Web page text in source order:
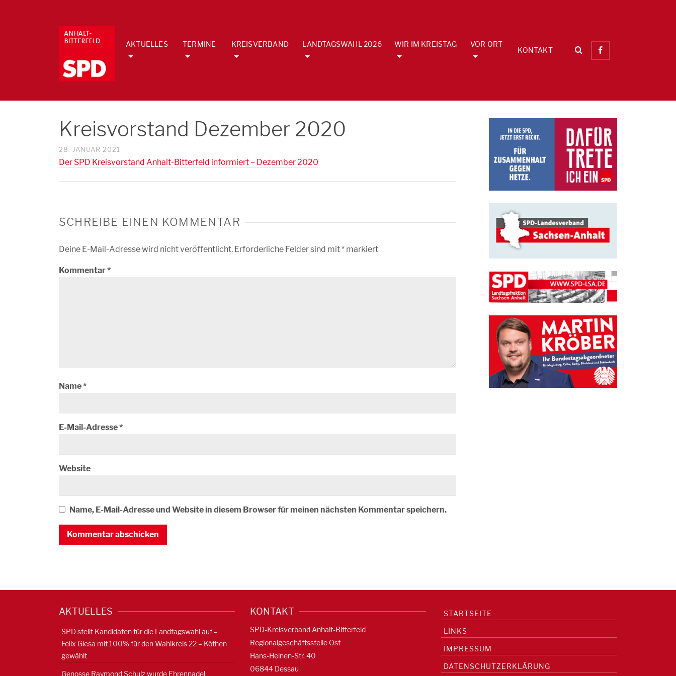
AKTUELLES TERMINE KREISVERBAND LANDTAGSWAHL 2026 WIR IM KREISTAG VOR ORT
KONTAKT
Kreisvorstand Dezember 2020
28. JANUAR 2021
Der SPD Kreisvorstand Anhalt-Bitterfeld informiert – Dezember 2020
SCHREIBE EINEN KOMMENTAR
Deine E-Mail-Adresse wird nicht veröffentlicht. Erforderliche Felder sind mit* markiert
Kommentar*
Name*
E-Mail-Adresse*
Website
Name, E-Mail-Adresse und Website in diesem Browser für meinen nächsten Kommentar speichern.
AKTUELLES
SPD stellt Kandidaten für die Landtagswahl auf –
Felix Giesa mit 100% für den Wahlkreis 22 – Köthen
gewählt
Genosse Raymond Schulz wurde Ehrennadel
KONTAKT
SPD-Kreisverband Anhalt-Bitterfeld
Regionalgeschäftsstelle Ost
Hans-Heinen-Str. 40
06844 Dessau
STARTSEITE
LINKS
IMPRESSUM
DATENSCHUTZERKLÄRUNG